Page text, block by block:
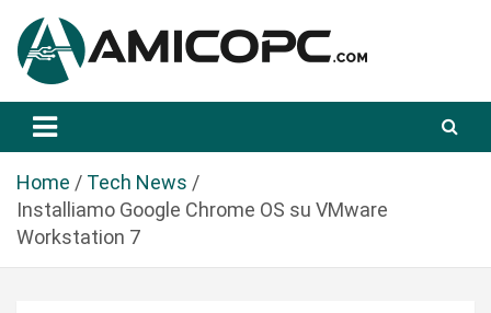
a
Amicopc.com
Home
Tech News
Installiamo Google Chrome OS su VMware
Workstation 7